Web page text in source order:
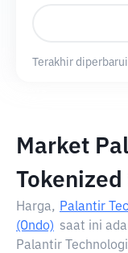
Terakhir
Market
Tokenized
Harga, Palantir
(Ondo) saat ini
Palantir